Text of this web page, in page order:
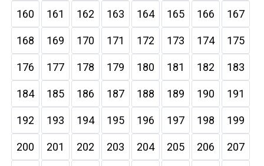
160 161 162 163 164 165 166 167
168 169 170 171 172 173 174 175
176 177 178 179 180 181 182 183
184 185 186 187 188 189 190 191
192 193 194 195 196 197 198 199
200 201 202 203 204 205 206 207